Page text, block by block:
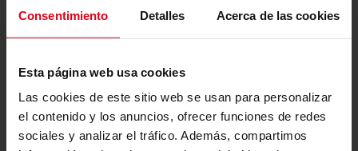
Consentimiento Detalles Acerca de las cookies
Esta página web usa cookies
Las cookies de este sitio web se usan para personalizar
el contenido y los anuncios, ofrecer funciones de redes
sociales y analizar el tráfico. Además, compartimos
Color
Principal
Dimensiones
Longitud /
38 cm